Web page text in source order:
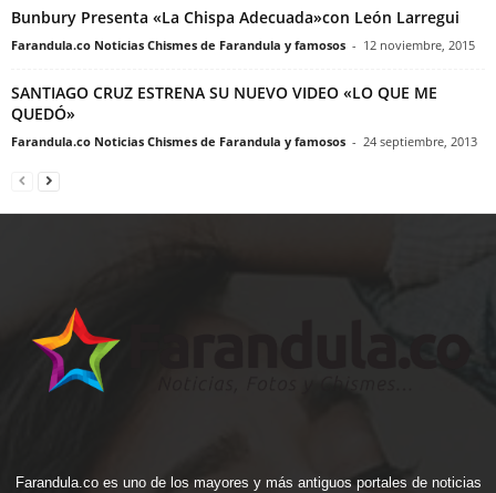
Bunbury Presenta «La Chispa Adecuada»con León Larregui
Farandula.co Noticias Chismes de Farandula y famosos - 12 noviembre, 2015
SANTIAGO CRUZ ESTRENA SU NUEVO VIDEO «LO QUE ME
QUEDÓ»
Farandula.co Noticias Chismes de Farandula y famosos - 24 septiembre, 2013
Farandula.co es uno de los mayores y más antiguos portales de noticias